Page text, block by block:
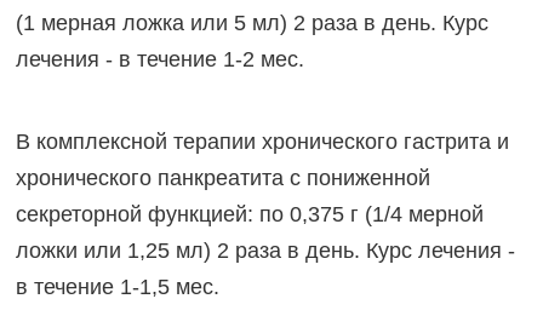
(1 мерная ложка или 5 мл) 2 раза в день. Курс
лечения - в течение 1-2 мес.
В комплексной терапии хронического гастрита и
хронического панкреатита с пониженной
секреторной функцией: по 0,375 г (1/4 мерной
ложки или 1,25 мл) 2 раза в день. Курс лечения -
в течение 1-1,5 мес.